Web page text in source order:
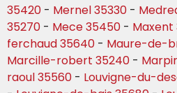
35420 - Mernel 35330 -
35270 - Mece 35450 - Maxent
ferchaud 35640 - Maure-de-
Marcille-robert 35240 -
raoul 35560 - Louvigne-du-